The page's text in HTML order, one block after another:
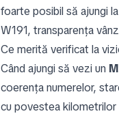
foarte posibil să ajungi
W191, transparența
Ce merită verificat la
Când ajungi să vezi un
coerența numerelor,
cu povestea